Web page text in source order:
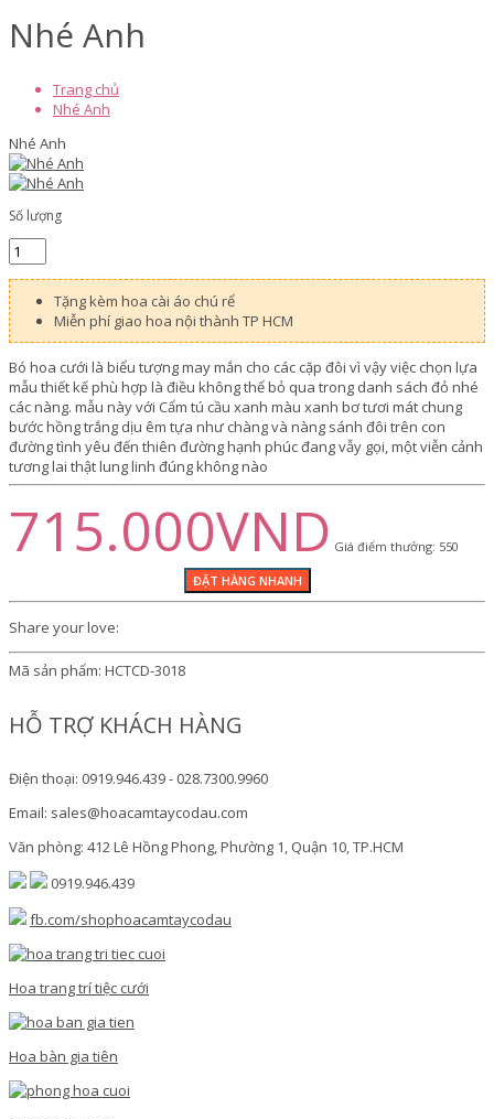
Nhé Anh
Trang chủ
Nhé Anh
Nhé Anh
Số lượng
Tặng kèm hoa cài áo chú rể
Miễn phí giao hoa nội thành TP HCM
Bó hoa cưới là biểu tượng may mắn cho các cặp đôi vì vậy việc chọn lựa
mẫu thiết kế phù hợp là điều không thể bỏ qua trong danh sách đỏ nhé
các nàng. mẫu này với Cẩm tú cầu xanh màu xanh bơ tươi mát chung
bước hồng trắng dịu êm tựa như chàng và nàng sánh đôi trên con
đường tình yêu đến thiên đường hạnh phúc đang vẫy gọi, một viễn cảnh
tương lai thật lung linh đúng không nào
715.000VND Giá điểm thưởng: 550
Share your love:
Mã sản phẩm: HCTCD-3018
HỖ TRỢ KHÁCH HÀNG
Điện thoại: 0919.946.439 - 028.7300.9960
Email: sales@hoacamtaycodau.com
Văn phòng: 412 Lê Hồng Phong, Phường 1, Quận 10, TP.HCM
0919.946.439
fb.com/shophoacamtaycodau
Hoa trang trí tiệc cưới
Hoa bàn gia tiên